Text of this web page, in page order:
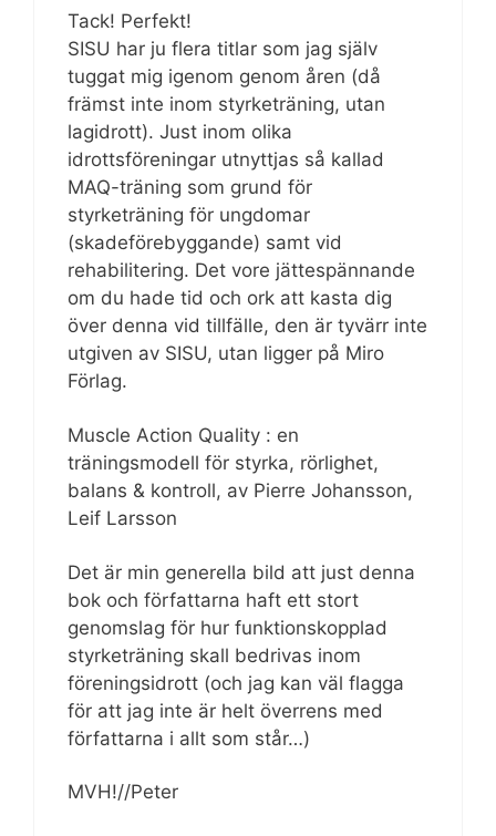
Tack! Perfekt!
SISU har ju flera titlar som jag själv
tuggat mig igenom genom åren (då
främst inte inom styrketräning, utan
lagidrott). Just inom olika
idrottsföreningar utnyttjas så kallad
MAQ-träning som grund för
styrketräning för ungdomar
(skadeförebyggande) samt vid
rehabilitering. Det vore jättespännande
om du hade tid och ork att kasta dig
över denna vid tillfälle, den är tyvärr inte
utgiven av SISU, utan ligger på Miro
Förlag.
Muscle Action Quality : en
träningsmodell för styrka, rörlighet,
balans & kontroll, av Pierre Johansson,
Leif Larsson
Det är min generella bild att just denna
bok och författarna haft ett stort
genomslag för hur funktionskopplad
styrketräning skall bedrivas inom
föreningsidrott (och jag kan väl flagga
för att jag inte är helt överrens med
författarna i allt som står…)
MVH!//Peter